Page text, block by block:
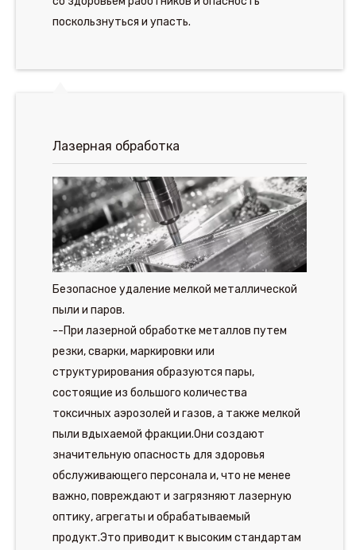
поскользнуться и упасть.
Лазерная обработка
Безопасное удаление мелкой металлической
пыли и паров.
--При лазерной обработке металлов путем
резки, сварки, маркировки или
структурирования образуются пары,
состоящие из большого количества
токсичных аэрозолей и газов, а также мелкой
пыли вдыхаемой фракции.Они создают
значительную опасность для здоровья
обслуживающего персонала и, что не менее
важно, повреждают и загрязняют лазерную
оптику, агрегаты и обрабатываемый
продукт.Это приводит к высоким стандартам